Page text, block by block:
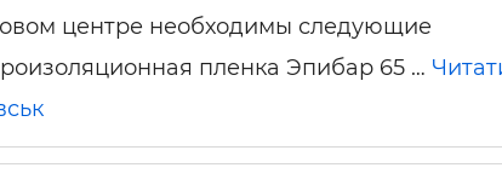
центре необходимы следующие
пленка Эпибар 65 …